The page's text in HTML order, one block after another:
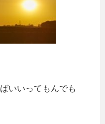
いいってもんでも